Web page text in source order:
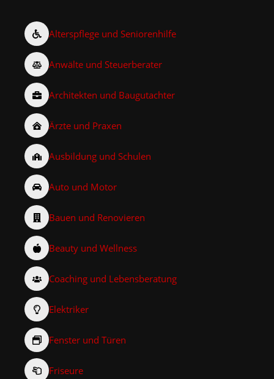
Alterspflege und Seniorenhilfe
Anwälte und Steuerberater
Architekten und Baugutachter
Ärzte und Praxen
Ausbildung und Schulen
Auto und Motor
Bauen und Renovieren
Beauty und Wellness
Coaching und Lebensberatung
Elektriker
Fenster und Türen
Friseure